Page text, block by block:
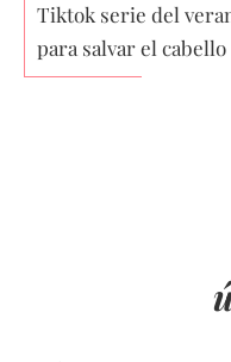
Tiktok serie del
para salvar el cabello